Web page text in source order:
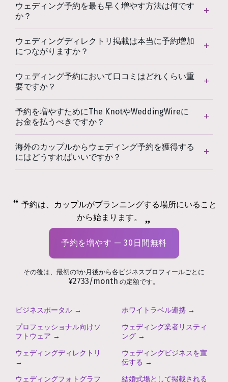
ウェディング予約を最も早く増やす方法は何です
か？
ウェディングディレクトリ掲載は本当に予約増加
につながりますか？
ウェディング予約において口コミはどれくらい重
要ですか？
予約を増やすためにThe KnotやWeddingWireに
お金を払うべきですか？
海外のカップルからウェディング予約を獲得する
にはどうすればいいですか？
予約は、カップルがプランニングする場所にいること
から始まります。
予約を増やす — 30日間無料
その後は、最初の1か月後から各ビジネスプロフィールごとに
¥2733/month の定額です。
ビジネスポータル → ホワイトラベル連携 →
プロフェッショナル向けソ
フトウェア →
ウェディング業者リスティ
ング →
ウェディングディレクトリ
→
ウェディングビジネスを宣
伝する →
ウェディングフォトグラフ
結婚式場として掲載される